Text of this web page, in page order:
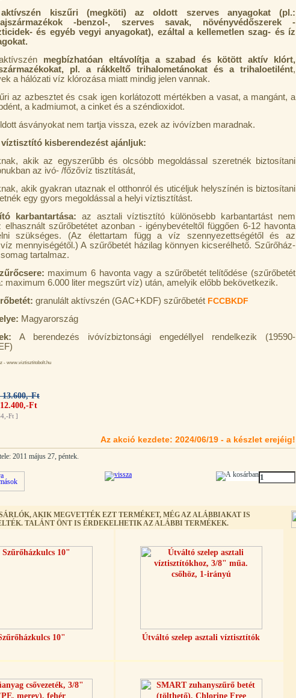
aktívszén kiszűri (megköti) az oldott szerves anyagokat (pl.:
-benzol-, szerves savak, növényvédőszerek -
és egyéb vegyi anyagokat), ezáltal a kellemetlen szag- és íz
megbízhatóan eltávolítja a szabad és kötött aktív klórt,
pl. a rákkeltő trihalometánokat és a trihaloetilént,
a hálózati víz klórozása miatt mindig jelen vannak.
az azbesztet és csak igen korlátozott mértékben a vasat, a mangánt, a
a kadmiumot, a cinket és a széndioxidot.
ásványokat nem tartja vissza, ezek az ivóvízben maradnak.
kisberendezést ajánljuk:
akik az egyszerűbb és olcsóbb megoldással szeretnék biztosítani
az ivó- /főzővíz tisztítását,
akik gyakran utaznak el otthonról és uticéljuk helyszínén is biztosítani
egy gyors megoldással a helyi víztisztítást.
karbantartása: az asztali víztisztító különösebb karbantartást nem
elhasznált szűrőbetétet azonban - igénybevételtől függően 6-12 havonta
szükséges. (Az élettartam függ a víz szennyezettségétől és az
mennyiségétől.) A szűrőbetét házilag könnyen kicserélhető. Szűrőház-
tartalmaz.
maximum 6 havonta vagy a szűrőbetét telítődése (szűrőbetét
maximum 6.000 liter megszűrt víz) után, amelyik előbb bekövetkezik.
granulált aktívszén (GAC+KDF) szűrőbetét FCCBKDF
Magyarország
A berendezés ivóvízbiztonsági engedéllyel rendelkezik (19590-
- www.viztisztitobolt.hu
Ft
Ft
Ft ]
Az akció kezdete: 2024/06/19 - a készlet erejéig!
2011 május 27, péntek.
AKIK MEGVETTÉK EZT TERMÉKET, MÉG AZ ALÁBBIAKAT IS
TALÁNT ÖNT IS ÉRDEKELHETIK AZ ALÁBBI TERMÉKEK.
10" Útváltó szelep asztali víztisztítók